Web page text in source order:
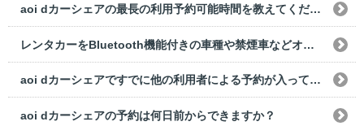
aoi dカーシェアの最長の利用予約可能時間を教えてください。
レンタカーをBluetooth機能付きの車種や禁煙車などオプションを指定して車両を借りたいのですが、どうすればいいですか？
aoi dカーシェアですでに他の利用者による予約が入っている場合、前後の予約できない時間を教えてください。
aoi dカーシェアの予約は何日前からできますか？